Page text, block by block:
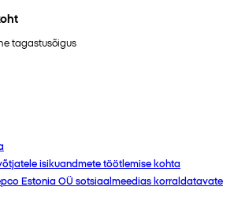
tagastusõigus
isikuandmete töötlemise kohta
Estonia OÜ sotsiaalmeedias korraldatavate